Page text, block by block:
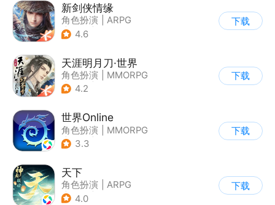
新剑侠情缘
角色扮演
ARPG
| 武侠
4.6
下载
天涯明月刀·世界
角色扮演
MMORPG
| 武侠
4.2
下载
世界Online
角色扮演
MMORPG
| 冒险
3.3
下载
天下
角色扮演
ARPG
| 神话
4.0
下载